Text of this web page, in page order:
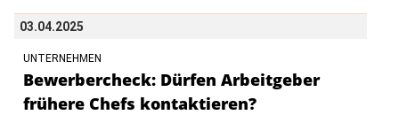
03.04.2025
UNTERNEHMEN
Bewerbercheck: Dürfen Arbeitgeber
frühere Chefs kontaktieren?